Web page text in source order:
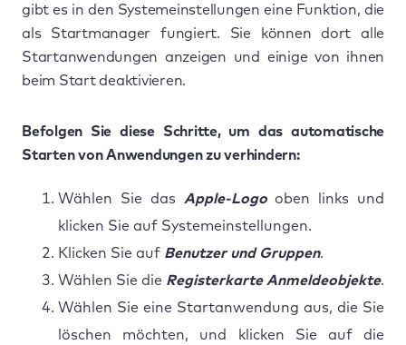
gibt es in den Systemeinstellungen eine Funktion, die
als Startmanager fungiert. Sie können dort alle
Startanwendungen anzeigen und einige von ihnen
beim Start deaktivieren.
Befolgen Sie diese Schritte, um das automatische
Starten von Anwendungen zu verhindern:
Wählen Sie das Apple-Logooben links und
klicken Sie auf Systemeinstellungen.
Klicken Sie auf Benutzer und Gruppen.
Wählen Sie die Registerkarte Anmeldeobjekte.
Wählen Sie eine Startanwendung aus, die Sie
löschen möchten, und klicken Sie auf die